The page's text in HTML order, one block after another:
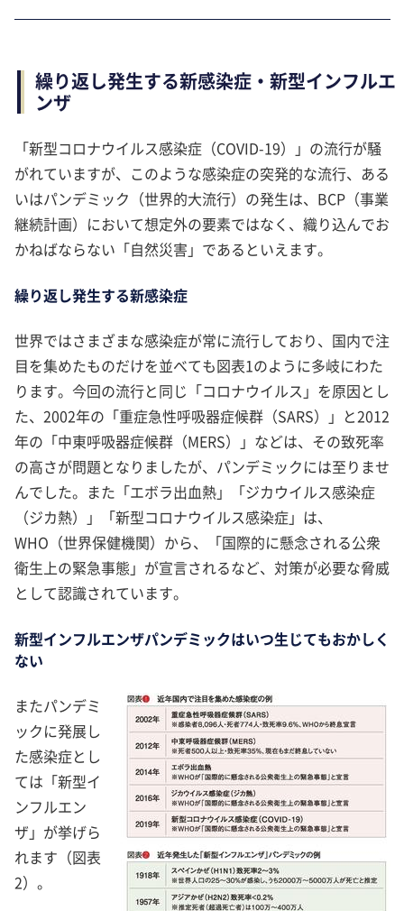
繰り返し発生する新感染症・新型インフルエ
ンザ
「新型コロナウイルス感染症（COVID-19）」の流行が騒
がれていますが、このような感染症の突発的な流行、ある
いはパンデミック（世界的大流行）の発生は、BCP（事業
継続計画）において想定外の要素ではなく、織り込んでお
かねばならない「自然災害」であるといえます。
繰り返し発生する新感染症
世界ではさまざまな感染症が常に流行しており、国内で注
目を集めたものだけを並べても図表1のように多岐にわた
ります。今回の流行と同じ「コロナウイルス」を原因とし
た、2002年の「重症急性呼吸器症候群（SARS）」と2012
年の「中東呼吸器症候群（MERS）」などは、その致死率
の高さが問題となりましたが、パンデミックには至りませ
んでした。また「エボラ出血熱」「ジカウイルス感染症
（ジカ熱）」「新型コロナウイルス感染症」は、
WHO（世界保健機関）から、「国際的に懸念される公衆
衛生上の緊急事態」が宣言されるなど、対策が必要な脅威
として認識されています。
新型インフルエンザパンデミックはいつ生じてもおかしく
ない
またパンデミ
ックに発展し
た感染症とし
ては「新型イ
ンフルエン
ザ」が挙げら
れます（図表
2）。